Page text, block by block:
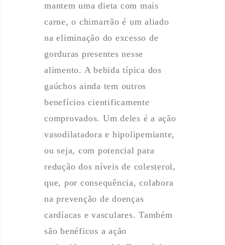
mantem uma dieta com mais
carne, o chimarrão é um aliado
na eliminação do excesso de
gorduras presentes nesse
alimento. A bebida típica dos
gaúchos ainda tem outros
benefícios cientificamente
comprovados. Um deles é a ação
vasodilatadora e hipolipemiante,
ou seja, com potencial para
redução dos níveis de colesterol,
que, por consequência, colabora
na prevenção de doenças
cardíacas e vasculares. Também
são benéficos a ação